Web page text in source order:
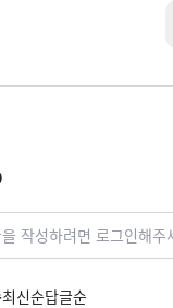
작성하려면 로그인해주
최신순답글순